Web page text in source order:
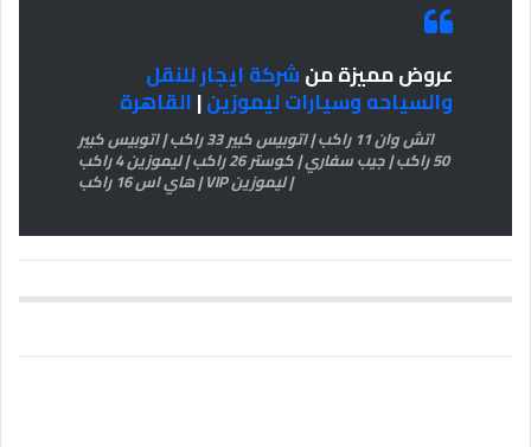
عروض مميزة منشركة ايجار للنقل
والسياحه وسيارات ليموزين|القاهرة
اتش وان 11 راكب | اتوبيس كبير 33 راكب | اتوبيس كبير
50 راكب | جيب سفاري | كوستر 26 راكب | ليموزين 4 راكب
| ليموزين VIP | هاي اس 16 راكب